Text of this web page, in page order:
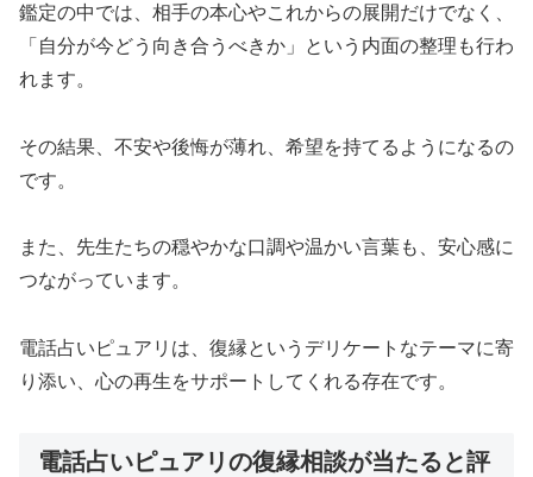
鑑定の中では、相手の本心やこれからの展開だけでなく、
「自分が今どう向き合うべきか」という内面の整理も行わ
れます。
その結果、不安や後悔が薄れ、希望を持てるようになるの
です。
また、先生たちの穏やかな口調や温かい言葉も、安心感に
つながっています。
電話占いピュアリは、復縁というデリケートなテーマに寄
り添い、心の再生をサポートしてくれる存在です。
電話占いピュアリの復縁相談が当たると評